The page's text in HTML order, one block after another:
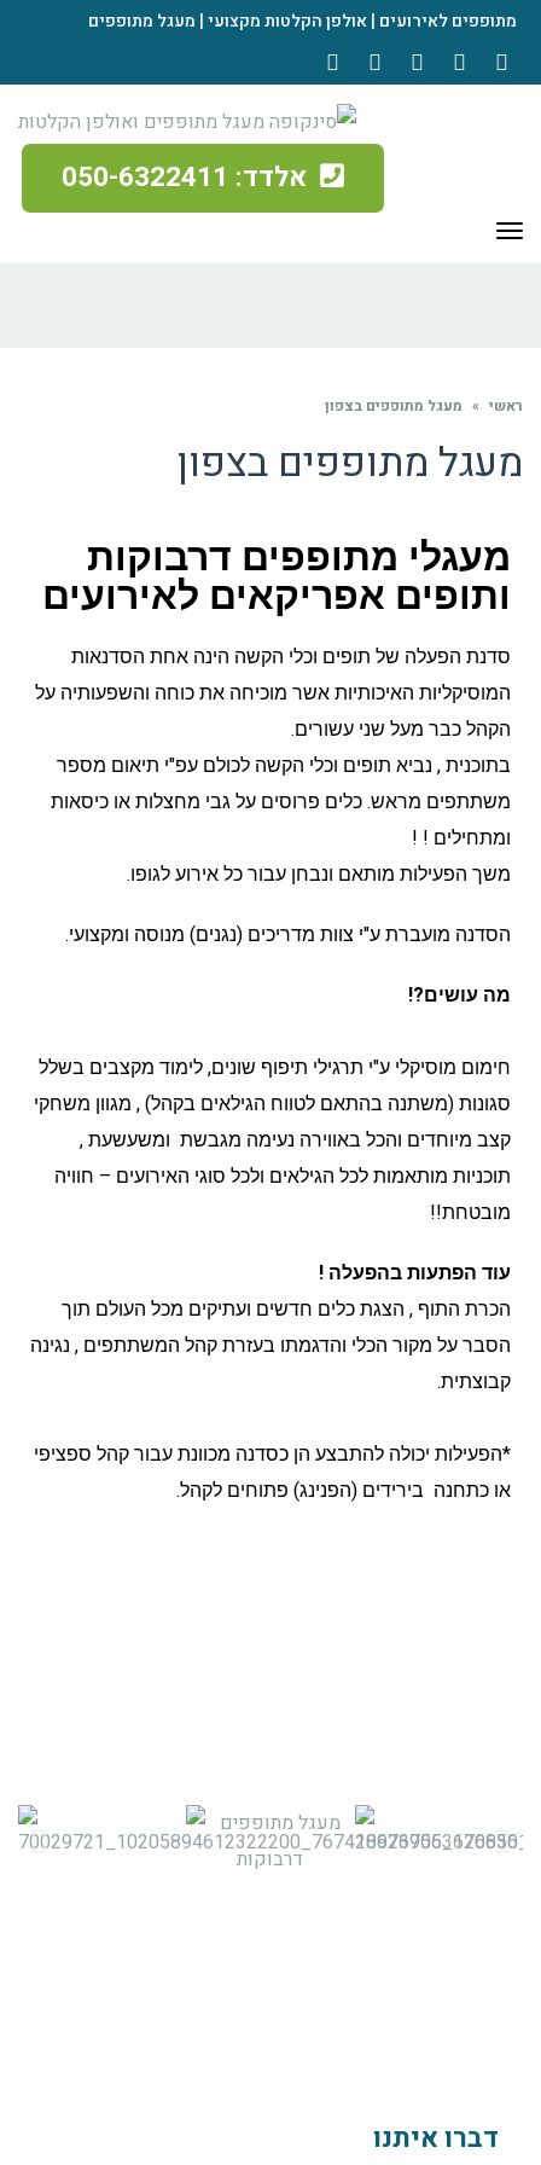
מתופפים לאירועים | אולפן הקלטות מקצועי | מעגל מתופפים
Facebook
Google+
YouTube
Instagram
Contact
אלדד: 050-6322411
ראשי » מעגל מתופפים בצפון
מעגל מתופפים בצפון
מעגלי מתופפים דרבוקות
ותופים אפריקאים לאירועים
סדנת הפעלה של תופים וכלי הקשה הינה אחת הסדנאות
המוסיקליות האיכותיות אשר מוכיחה את כוחה והשפעותיה על
הקהל כבר מעל שני עשורים.
בתוכנית , נביא תופים וכלי הקשה לכולם עפ"י תיאום מספר
משתתפים מראש. כלים פרוסים על גבי מחצלות או כיסאות
ומתחילים ! !
משך הפעילות מותאם ונבחן עבור כל אירוע לגופו.
הסדנה מועברת ע"י צוות מדריכים (נגנים) מנוסה ומקצועי.
מה עושים?!
חימום מוסיקלי ע"י תרגילי תיפוף שונים, לימוד מקצבים בשלל
סגונות (משתנה בהתאם לטווח הגילאים בקהל) , מגוון משחקי
קצב מיוחדים והכל באווירה נעימה מגבשת ומשעשעת ,
תוכניות מותאמות לכל הגילאים ולכל סוגי האירועים – חוויה
מובטחת!!
עוד הפתעות בהפעלה !
הכרת התוף , הצגת כלים חדשים ועתיקים מכל העולם תוך
הסבר על מקור הכלי והדגמתו בעזרת קהל המשתתפים , נגינה
קבוצתית.
*הפעילות יכולה להתבצע הן כסדנה מכוונת עבור קהל ספציפי
או כתחנה בירידים (הפנינג) פתוחים לקהל.
דברו איתנו